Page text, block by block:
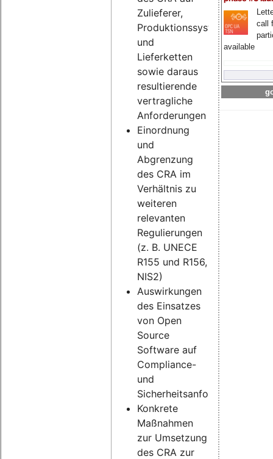
call
available
Zulieferer,
Produktionssysteme
und
Lieferketten
sowie daraus
resultierende
vertragliche
Anforderungen
Einordnung
und
Abgrenzung
des CRA im
Verhältnis zu
weiteren
relevanten
Regulierungen
(z. B. UNECE
R155 und R156,
NIS2)
Auswirkungen
des Einsatzes
von Open
Source
Software auf
Compliance-
und
Sicherheitsanforderungen
Konkrete
Maßnahmen
zur Umsetzung
des CRA zur